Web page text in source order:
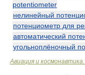
potentiometer
нелинейный
потенциометр для
автоматический
угольноплёночный
Авиация и